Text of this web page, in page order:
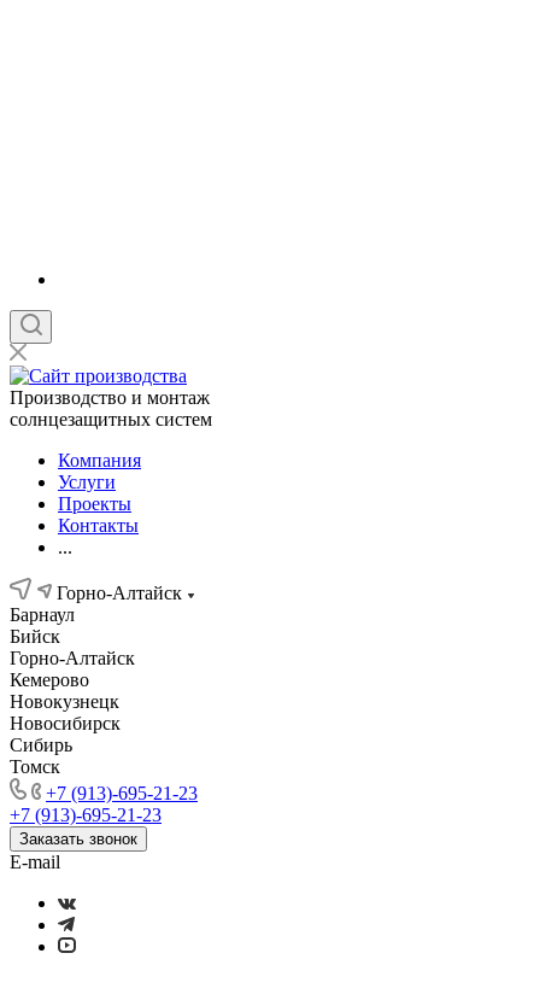
Производство и монтаж
солнцезащитных систем
Компания
Услуги
Проекты
Контакты
...
Горно-Алтайск
Барнаул
Бийск
Горно-Алтайск
Кемерово
Новокузнецк
Новосибирск
Сибирь
Томск
+7 (913)-695-21-23
+7 (913)-695-21-23
Заказать звонок
E-mail